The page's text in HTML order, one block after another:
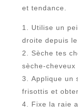
et tendance.
Utilise un
droite depuis le
Sèche tes
sèche-cheveux
Applique un
frisottis et
Fixe la raie